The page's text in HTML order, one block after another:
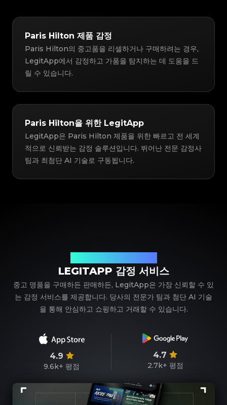
Paris Hilton 제품 감정
Paris Hilton의 중고품을 리셀하거나 구매하려는 경우,
LegitApp에서 감정하고 가품을 탐지하는 데 도움을 드
릴 수 있습니다.
Paris Hilton을 위한 LegitApp
LegitApp은 Paris Hilton 제품을 위한 빠르고 전 세계
적으로 신뢰받는 감정 솔루션입니다. 뛰어난 전문 감정사
팀과 최첨단 AI 기술로 구동됩니다.
LEGITAPP 감정 서비스
중고 명품을 구매하든 판매하든, LegitApp은 가장 신뢰할 수 있
는 감정 서비스를 제공합니다. 당사의 전문가 팀과 첨단 AI 기술
을 통해 안심하고 쇼핑하고 거래할 수 있습니다.
4.9
9.6k+ 평점
4.7
2.7k+ 평점